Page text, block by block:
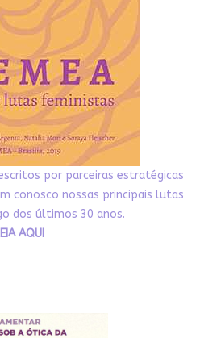
por parceiras estratégicas
conosco nossas principais lutas
dos últimos 30 anos.
AQUI